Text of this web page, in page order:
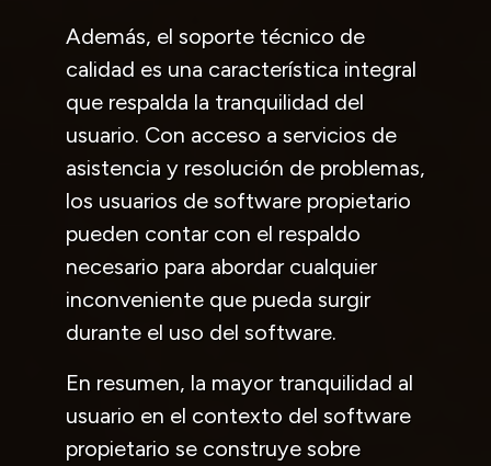
Además, el soporte técnico de
calidad es una característica integral
que respalda la tranquilidad del
usuario. Con acceso a servicios de
asistencia y resolución de problemas,
los usuarios de software propietario
pueden contar con el respaldo
necesario para abordar cualquier
inconveniente que pueda surgir
durante el uso del software.
En resumen, la mayor tranquilidad al
usuario en el contexto del software
propietario se construye sobre